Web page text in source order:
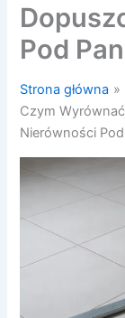
Pod
Strona główna
Czym
Nierówności